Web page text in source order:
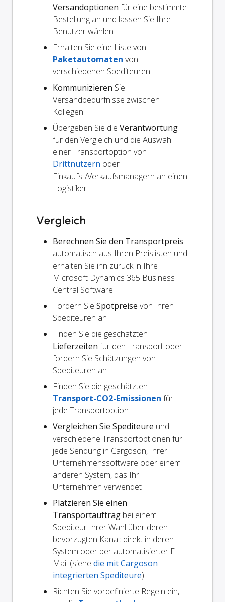
Versandoptionen für eine bestimmte
Bestellung an und lassen Sie Ihre
Benutzer wählen
Erhalten Sie eine Liste von
Paketautomaten von
verschiedenen Spediteuren
Kommunizieren Sie
Versandbedürfnisse zwischen
Kollegen
Übergeben Sie die Verantwortung
für den Vergleich und die Auswahl
einer Transportoption von
Drittnutzern oder
Einkaufs-/Verkaufsmanagern an einen
Logistiker
Vergleich
Berechnen Sie den Transportpreis
automatisch aus Ihren Preislisten und
erhalten Sie ihn zurück in Ihre
Microsoft Dynamics 365 Business
Central Software
Fordern Sie Spotpreise von Ihren
Spediteuren an
Finden Sie die geschätzten
Lieferzeiten für den Transport oder
fordern Sie Schätzungen von
Spediteuren an
Finden Sie die geschätzten
Transport-CO2-Emissionen für
jede Transportoption
Vergleichen Sie Spediteure und
verschiedene Transportoptionen für
jede Sendung in Cargoson, Ihrer
Unternehmenssoftware oder einem
anderen System, das Ihr
Unternehmen verwendet
Platzieren Sie einen
Transportauftrag bei einem
Spediteur Ihrer Wahl über deren
bevorzugten Kanal: direkt in deren
System oder per automatisierter E-
Mail (siehe die mit Cargoson
integrierten Spediteure)
Richten Sie vordefinierte Regeln ein,